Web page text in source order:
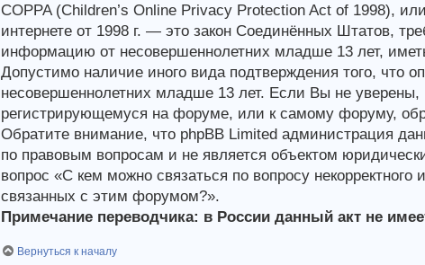
COPPA (Children’s Online Privacy Protection Act of 1998),
интернете от 1998 г. — это закон Соединённых Штатов,
информацию от несовершеннолетних младше 13 лет,
Допустимо наличие иного вида подтверждения того, что
несовершеннолетних младше 13 лет. Если Вы не уверены,
регистрирующемуся на форуме, или к самому форуму,
Обратите внимание, что phpBB Limited администрация
по правовым вопросам и не является объектом
вопрос «С кем можно связаться по вопросу
связанных с этим форумом?».
Примечание переводчика: в России данный акт не
Вернуться к началу